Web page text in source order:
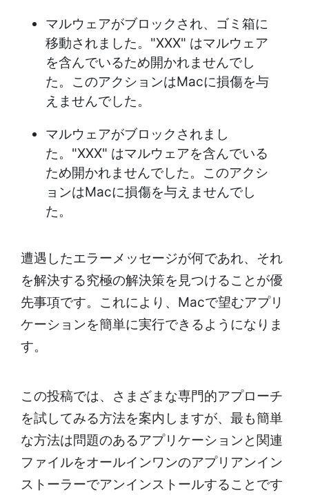
マルウェアがブロックされ、ゴミ箱に
移動されました。"XXX" はマルウェア
を含んでいるため開かれませんでし
た。このアクションはMacに損傷を与
えませんでした。
マルウェアがブロックされまし
た。"XXX" はマルウェアを含んでいる
ため開かれませんでした。このアクシ
ョンはMacに損傷を与えませんでし
た。
遭遇したエラーメッセージが何であれ、それ
を解決する究極の解決策を見つけることが優
先事項です。これにより、Macで望むアプリ
ケーションを簡単に実行できるようになりま
す。
この投稿では、さまざまな専門的アプローチ
を試してみる方法を案内しますが、最も簡単
な方法は問題のあるアプリケーションと関連
ファイルをオールインワンのアプリアンイン
ストーラーでアンインストールすることです